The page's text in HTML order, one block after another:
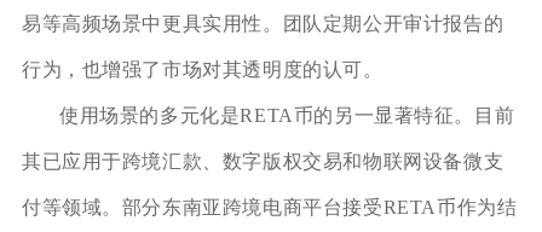
易等高频场景中更具实用性。团队定期公开审计报告的
行为，也增强了市场对其透明度的认可。
使用场景的多元化是RETA币的另一显著特征。目前
其已应用于跨境汇款、数字版权交易和物联网设备微支
付等领域。部分东南亚跨境电商平台接受RETA币作为结